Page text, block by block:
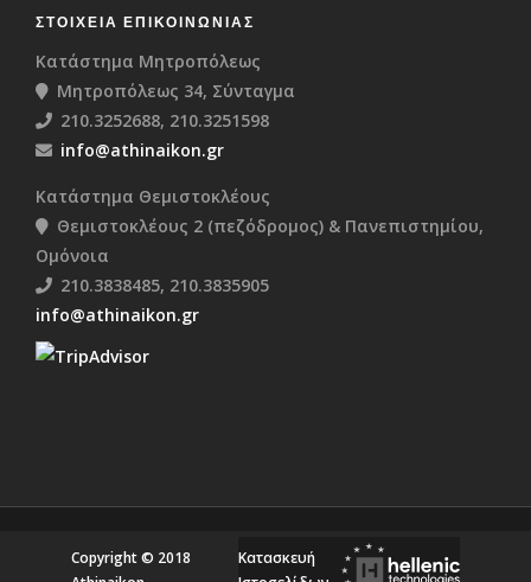
ΣΤΟΙΧΕΊΑ ΕΠΙΚΟΙΝΩΝΊΑΣ
Κατάστημα Μητροπόλεως
Μητροπόλεως 34, Σύνταγμα
210.3252688, 210.3251598
info@athinaikon.gr
Κατάστημα Θεμιστοκλέους
Θεμιστοκλέους 2 (πεζόδρομος) & Πανεπιστημίου,
Ομόνοια
210.3838485, 210.3835905
info@athinaikon.gr
Copyright © 2018
Κατασκευή